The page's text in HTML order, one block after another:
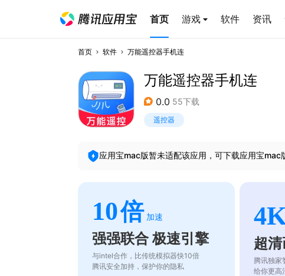
首页 游戏 软件 资讯
首页 软件 万能遥控器手机连
万能遥控器手机连
0.0 55下载
遥控器
应用宝mac版暂未适配该应用，可下载应用宝mac
10倍 加速
强强联合 极速引擎
与intel合作，比传统模拟器快10倍
腾讯安全加持，保护你的隐私
超
腾讯独家
给你更高